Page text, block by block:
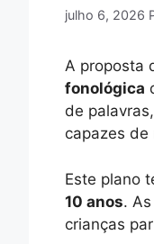
julho 6, 2026
A proposta
fonológica
de
capazes
Este plano
10 anos.
crianças